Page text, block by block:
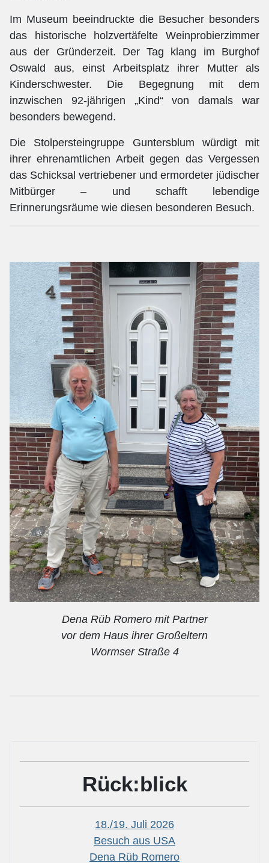
Im Museum beeindruckte die Besucher besonders
das historische holzvertäfelte Weinprobierzimmer
aus der Gründerzeit. Der Tag klang im Burghof
Oswald aus, einst Arbeitsplatz ihrer Mutter als
Kinderschwester. Die Begegnung mit dem
inzwischen 92-jährigen „Kind“ von damals war
besonders bewegend.
Die Stolpersteingruppe Guntersblum würdigt mit
ihrer ehrenamtlichen Arbeit gegen das Vergessen
das Schicksal vertriebener und ermordeter jüdischer
Mitbürger – und schafft lebendige
Erinnerungsräume wie diesen besonderen Besuch.
Dena Rüb Romero mit Partner
vor dem Haus ihrer Großeltern
Wormser Straße 4
Rück:blick
18./19. Juli 2026
Besuch aus USA
Dena Rüb Romero